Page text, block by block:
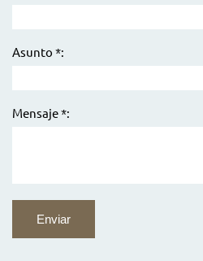
Asunto *:
Mensaje *: